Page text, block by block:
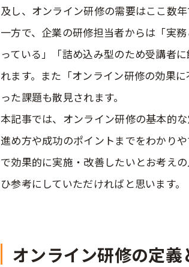
及し、オンライン研修の需要はここ数
一方で、企業の研修担当者からは「実
っている」「詰め込み型のため受講者
れます。また「オンライン研修の効果
った課題も散見されます。
本記事では、オンライン研修の基本的
進め方や成功のポイントまでをわかり
で効果的に実施・改善したいとお考え
ひ参考にしていただければと思います。
オンライン研修の定